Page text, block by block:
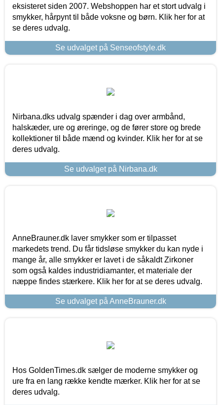
eksisteret siden 2007. Webshoppen har et stort udvalg i
smykker, hårpynt til både voksne og børn. Klik her for at
se deres udvalg.
Se udvalget på Senseofstyle.dk
Nirbana.dks udvalg spænder i dag over armbånd,
halskæder, ure og øreringe, og de fører store og brede
kollektioner til både mænd og kvinder. Klik her for at se
deres udvalg.
Se udvalget på Nirbana.dk
AnneBrauner.dk laver smykker som er tilpasset
markedets trend. Du får tidsløse smykker du kan nyde i
mange år, alle smykker er lavet i de såkaldt Zirkoner
som også kaldes industridiamanter, et materiale der
næppe findes stærkere. Klik her for at se deres udvalg.
Se udvalget på AnneBrauner.dk
Hos GoldenTimes.dk sælger de moderne smykker og
ure fra en lang række kendte mærker. Klik her for at se
deres udvalg.